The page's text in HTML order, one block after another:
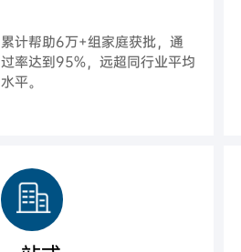
累计帮助6万+组家庭获批，通
过率达到95%，远超同行业平均
水平。